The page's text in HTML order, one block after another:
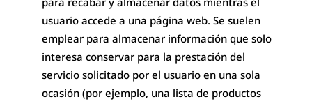
usuario accede a una página web. Se suelen
emplear para almacenar información que solo
interesa conservar para la prestación del
servicio solicitado por el usuario en una sola
ocasión (por ejemplo, una lista de productos